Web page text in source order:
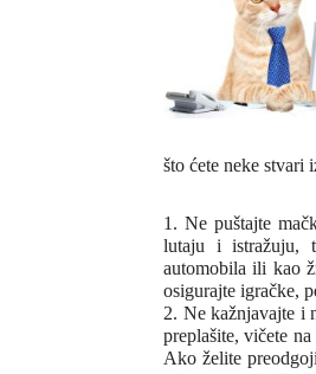
što ćete neke stvari
1. Ne puštajte
lutaju i istražuju,
automobila ili kao
osigurajte igračke,
2. Ne kažnjavajte i
preplašite, vičete
Ako želite